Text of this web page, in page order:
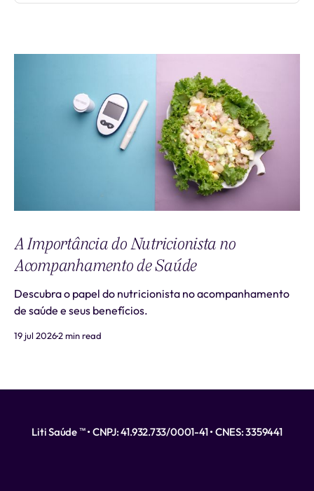
A Importância do Nutricionista no
Acompanhamento de Saúde
Descubra o papel do nutricionista no acompanhamento
de saúde e seus benefícios.
19 jul 20262 min read
Liti Saúde ™ • CNPJ: 41.932.733/0001-41 • CNES: 3359441